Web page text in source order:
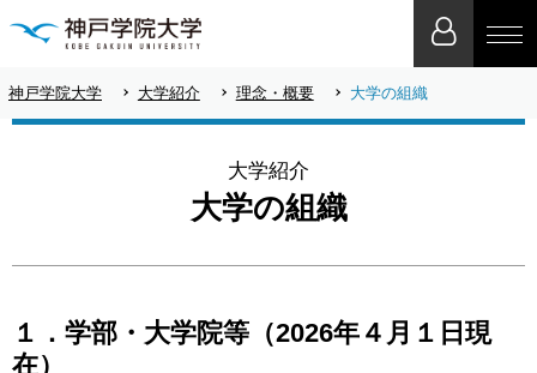
神戸学院大学 大学紹介 理念・概要 大学の組織
大学紹介
大学の組織
１．学部・大学院等（2026年４月１日現
在）